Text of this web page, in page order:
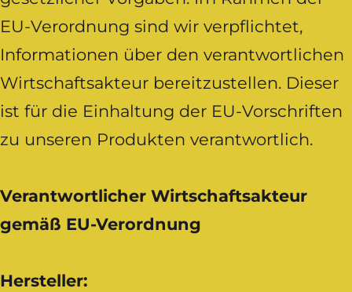
EU-Verordnung sind wir verpflichtet,
Informationen über den verantwortlichen
Wirtschaftsakteur bereitzustellen. Dieser
ist für die Einhaltung der EU-Vorschriften
zu unseren Produkten verantwortlich.
Verantwortlicher Wirtschaftsakteur
gemäß EU-Verordnung
Hersteller: